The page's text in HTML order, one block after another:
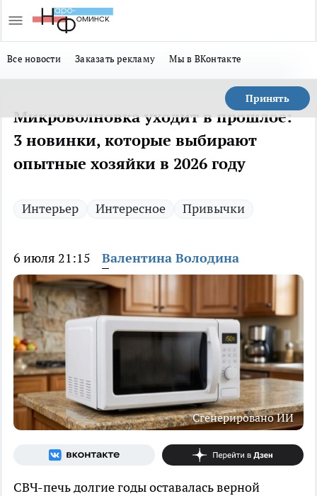
Все новости Заказать рекламу Мы в ВКонтакте
Принять
Микроволновка уходит в прошлое:
3 новинки, которые выбирают
опытные хозяйки в 2026 году
Интерьер Интересное Привычки
6 июля 21:15 Валентина Володина
Сгенерировано ИИ
СВЧ-печь долгие годы оставалась верной